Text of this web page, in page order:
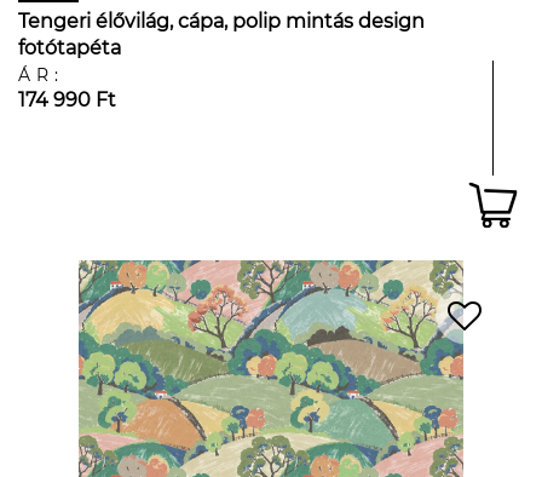
Tengeri élővilág, cápa, polip mintás design
fotótapéta
ÁR:
174 990 Ft